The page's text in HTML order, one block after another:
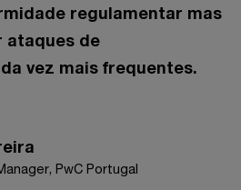
regulamentar mas
ataques de
vez mais frequentes.
PwC Portugal